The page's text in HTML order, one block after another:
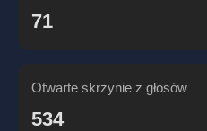
71
Otwarte skrzynie z głosów
534